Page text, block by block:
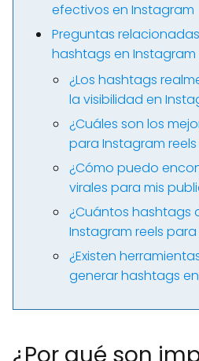
efectivos en Instagram
Preguntas
hashtags en Instagram
¿Los hashtags
la visibilidad en
¿Cuáles son los
para Instagram reels
¿Cómo puedo
virales para mis
¿Cuántos hashtags
Instagram reels
¿Existen
generar hashtags